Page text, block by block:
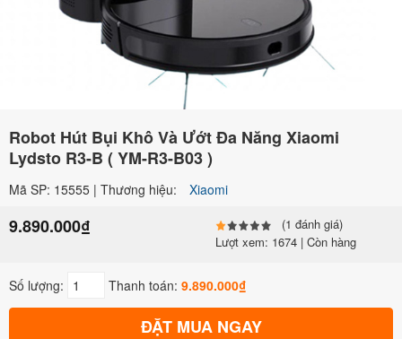
Robot Hút Bụi Khô Và Ướt Đa Năng Xiaomi
Lydsto R3-B ( YM-R3-B03 )
Mã SP: 15555 | Thương hiệu: Xiaomi
9.890.000₫
(1 đánh giá)
Lượt xem: 1674 | Còn hàng
Số lượng: Thanh toán: 9.890.000₫
ĐẶT MUA NGAY